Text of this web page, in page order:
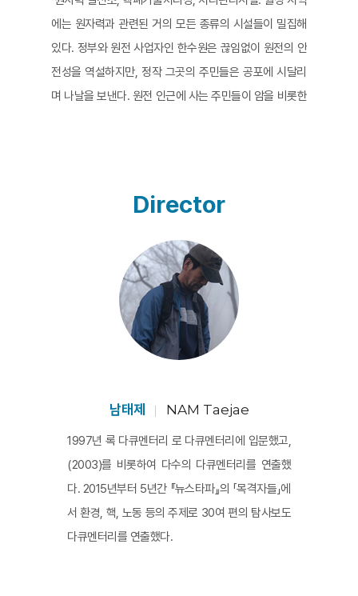
에는 원자력과 관련된 거의 모든 종류의 시설들이 밀집해
있다. 정부와 원전 사업자인 한수원은 끊임없이 원전의 안
전성을 역설하지만, 정작 그곳의 주민들은 공포에 시달리
며 나날을 보낸다. 원전 인근에 사는 주민들이 암을 비롯한
과 핵폐기물의 위험성을 다각도로 조명하는 것과 함께 영
화를 지탱하는 한 축은 원전폐쇄 운동에 적극적으로 참여
하는 황분희 씨의 이야기다. 그 역시 갑상생암에 걸린 황분
희 씨는 암에 걸린 618명의 주민들과 함께 한수원을 상대
로 소송을 진행하고, 이주 대책을 요구하는 싸움을 이어 나
간다. 그녀를 움직이게 하는 것은 손자를 비롯한 미래 세대
에 대한 책임감이다. 하지만 그것이 왜 그녀와 월성 주민들
만의 몫이어야 하는가? 영화의 초반부에는 원전에서 1km
되며 그 거리가 점차 늘어난다. 결국, 원전 문제의 당사자
는 그들뿐만 아니라 대한민국 전체다.
Director
남태제 NAM Taejae
1997년 록 다큐멘터리 로 다큐멘터리에 입문했고,
(2003)를 비롯하여 다수의 다큐멘터리를 연출했
다. 2015년부터 5년간 『뉴스타파』의 「목격자들」에
서 환경, 핵, 노동 등의 주제로 30여 편의 탐사보도
다큐멘터리를 연출했다.